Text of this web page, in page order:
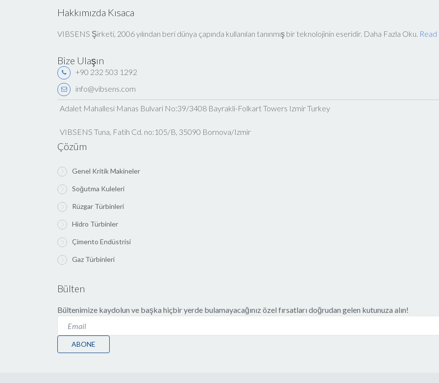
Hakkımızda Kısaca
VIBSENS Şirketi, 2006 yılından beri dünya çapında kullanılan tanınmış bir teknolojinin eseridir. Daha Fazla Oku.
Bize Ulaşın
+90 232 503 1292
info@vibsens.com
Adalet Mahallesi Manas Bulvari No:39/3408 Bayrakli-Folkart Towers Izmir Turkey
VIBSENS Tuna, Fatih Cd. no:105/B, 35090 Bornova/Izmir
Çözüm
Genel Kritik Makineler
Soğutma Kuleleri
Rüzgar Türbinleri
Hidro Türbinler
Çimento Endüstrisi
Gaz Türbinleri
Bülten
Bültenimize kaydolun ve başka hiçbir yerde bulamayacağınız özel fırsatları doğrudan gelen kutunuza alın!
ABONE